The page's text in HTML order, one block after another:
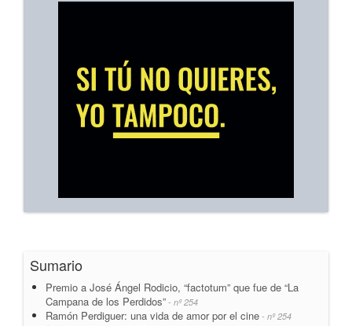
Sumario
Premio a José Ángel Rodicio, “factotum” que fue de “La
Campana de los Perdidos” - nº 254
Ramón Perdiguer: una vida de amor por el cine - nº 254